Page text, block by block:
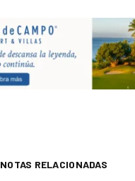
NOTAS RELACIONADAS